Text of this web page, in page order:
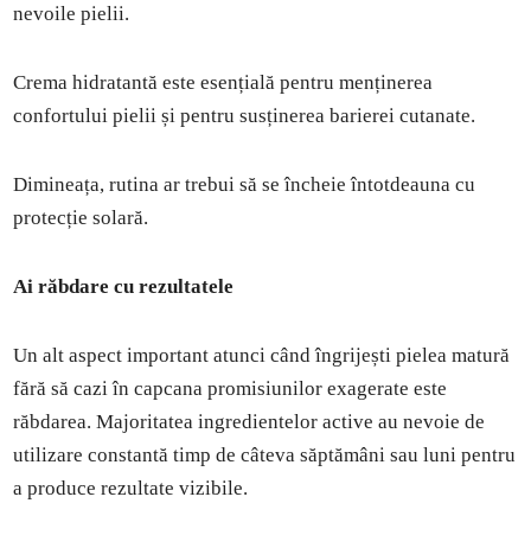
nevoile pielii.
Crema hidratantă este esențială pentru menținerea
confortului pielii și pentru susținerea barierei cutanate.
Dimineața, rutina ar trebui să se încheie întotdeauna cu
protecție solară.
Ai răbdare cu rezultatele
Un alt aspect important atunci când îngrijești pielea matură
fără să cazi în capcana promisiunilor exagerate este
răbdarea. Majoritatea ingredientelor active au nevoie de
utilizare constantă timp de câteva săptămâni sau luni pentru
a produce rezultate vizibile.